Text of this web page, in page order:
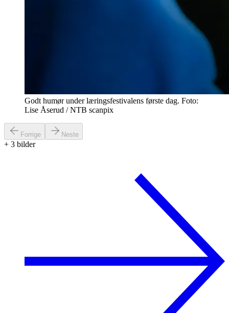
Godt humør under læringsfestivalens første dag. Foto:
Lise Åserud / NTB scanpix
Forrige Neste
+ 3 bilder